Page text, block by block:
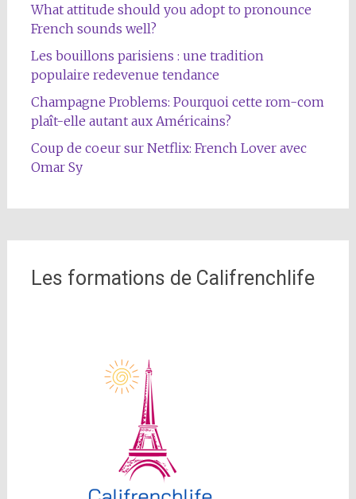
What attitude should you adopt to pronounce
French sounds well?
Les bouillons parisiens : une tradition
populaire redevenue tendance
Champagne Problems: Pourquoi cette rom-com
plaît-elle autant aux Américains?
Coup de coeur sur Netflix: French Lover avec
Omar Sy
Les formations de Califrenchlife